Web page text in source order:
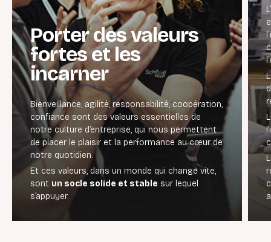
Porter des valeurs
fortes et les
incarner
Bienveillance, agilité, responsabilité, coopération,
confiance sont des valeurs essentielles de
notre culture d’entreprise, qui nous permettent
de placer le plaisir et la performance au cœur de
notre quotidien.
Et ces valeurs, dans un monde qui change vite,
sont un socle solide et stable sur lequel
s’appuyer.
L’